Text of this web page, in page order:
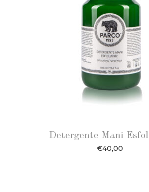
Detergente Mani
€40,00